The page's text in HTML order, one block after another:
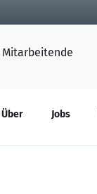
Mitarbeitende
Über Jobs